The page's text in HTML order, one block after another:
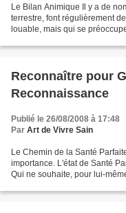
Le Bilan Animique Il y a de
terrestre, font régulièrement
louable, mais qui se
Reconnaître pour
Reconnaissance
Publié le 26/08/2008 à 17:48
Par Art de Vivre Sain
Le Chemin de la Santé
importance. L'état de Santé
Qui ne souhaite, pour lui-